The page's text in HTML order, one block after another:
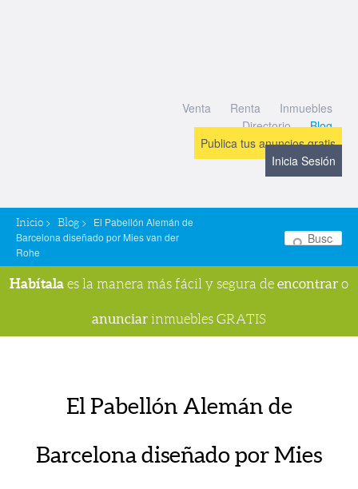
Venta Renta
Inmuebles
Directorio
Blog
Publica tus anuncios gratis
Inicia Sesión
Inicio > Blog > El Pabellón Alemán de
Barcelona diseñado por Mies van der
Rohe
Habítala es la manera más fácil y segura de encontrar o
anunciar inmuebles GRATIS
El Pabellón Alemán de
Barcelona diseñado por Mies